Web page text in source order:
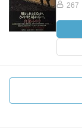
267